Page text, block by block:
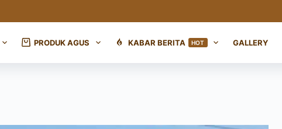
PRODUK AGUS KABAR BERITA HOT GALLERY